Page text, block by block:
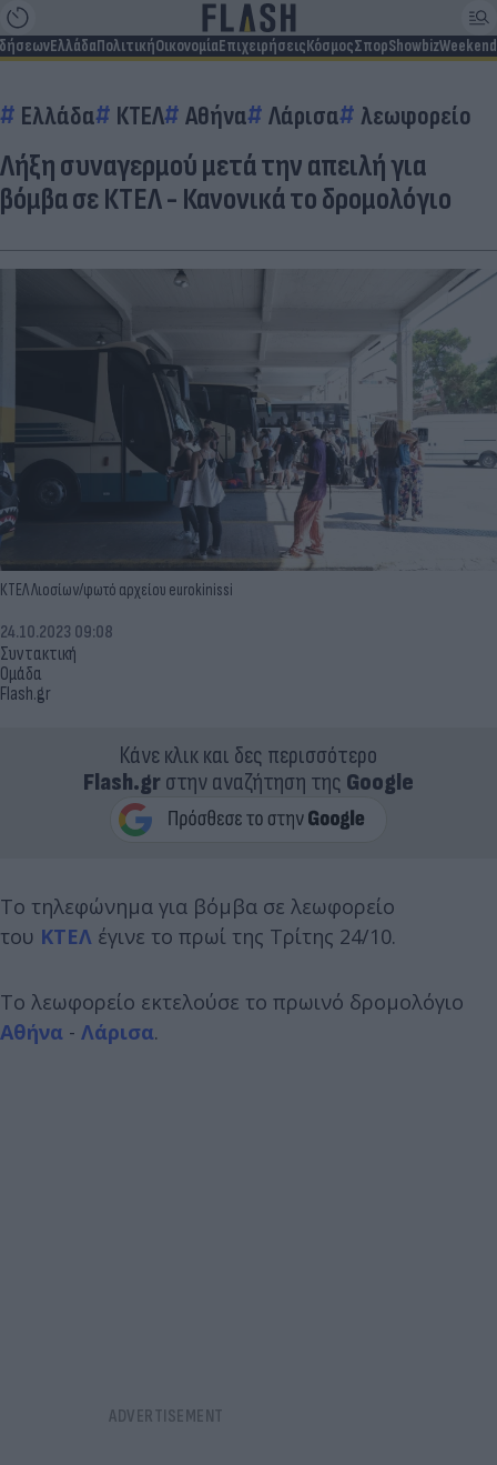
ΕλλάδαΠολιτικήΟικονομίαΕπιχειρήσειςΚόσμοςΣπορShowbizWeekend
Ελλάδα ΚΤΕΛ Αθήνα Λάρισα λεωφορείο
Λήξη συναγερμού μετά την απειλή για
βόμβα σε ΚΤΕΛ - Κανονικά το δρομολόγιο
ΚΤΕΛ Λιοσίων/φωτό αρχείου eurokinissi
Συντακτική
Ομάδα
Flash.gr
24.10.2023 09:08
Κάνε κλικ και δες περισσότερο
Flash.grστην αναζήτηση της Google
Το τηλεφώνημα για βόμβα σε λεωφορείο
του ΚΤΕΛ έγινε το πρωί της Τρίτης 24/10.
Το λεωφορείο εκτελούσε το πρωινό δρομολόγιο
Αθήνα - Λάρισα.